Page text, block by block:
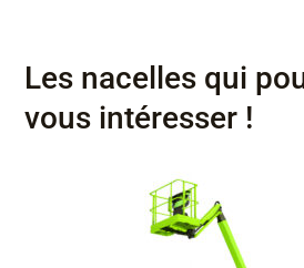
Les nacelles qui
vous intéresser !